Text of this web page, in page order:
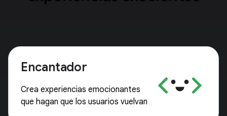
Encantador
Crea experiencias emocionantes
que hagan que los usuarios vuelvan